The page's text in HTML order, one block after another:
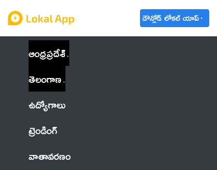
డౌన్లోడ్ లోకల్ యాప్
ఆంధ్రప్రదేశ్
తెలంగాణ
ఉద్యోగాలు
ట్రెండింగ్
వాతావరణం